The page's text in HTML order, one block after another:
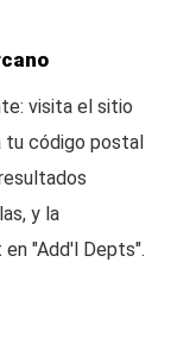
visita el sitio
tu código postal
y la
"Add'l Depts".